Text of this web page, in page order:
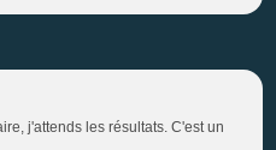
j'attends les résultats. C'est un